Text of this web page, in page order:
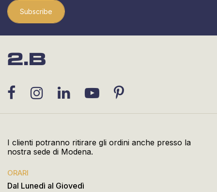
Subscribe
I clienti potranno ritirare gli ordini anche presso la
nostra sede di Modena.
ORARI
Dal Lunedì al Giovedì